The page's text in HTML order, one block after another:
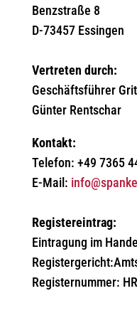
Benzstraße 8
D-73457 Essingen
Vertreten durch:
Geschäftsführer
Günter Rentschar
Kontakt:
Telefon: +49 7365
E-Mail:
Registereintrag:
Eintragung im
Registernummer: